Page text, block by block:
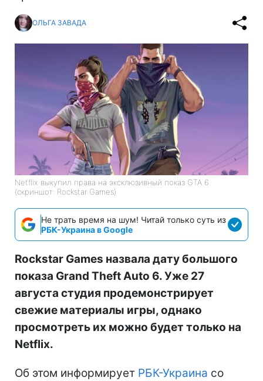
ОЛЬГА ЗАВАДА
Netflix выкупил права на эксклюзивный показ GTA 6
(скриншот: Rockstar Games)
Не трать время на шум! Читай только суть из
РБК-Украина в Google
Rockstar Games назвала дату большого
показа Grand Theft Auto 6. Уже 27
августа студия продемонстрирует
свежие материалы игры, однако
просмотреть их можно будет только на
Netflix.
Об этом информирует РБК-Украина со